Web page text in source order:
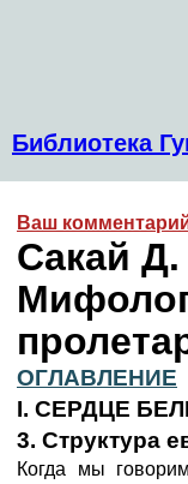
Библиотека
Ваш
Сакай
ОГЛАВЛЕНИЕ
I. СЕРДЦЕ
3. Структура
Когда мы